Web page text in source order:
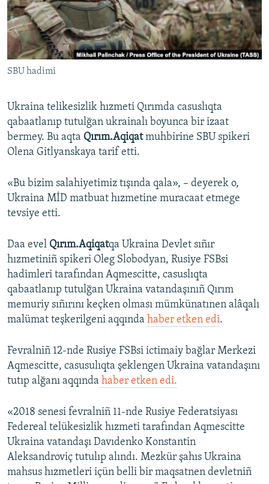
Русский
Українською
QOŞULIÑIZ!
RFE/RS bütün saytları
SBU hadimi
Ukraina telikesizlik hızmeti Qırımda casuslıqta
qabaatlanıp tutulğan ukrainalı boyunca bir izaat
bermey. Bu aqta Qırım.Aqiqatmuhbirine SBU spikeri
Olena Gitlyanskaya tarif etti.
«Bu bizim salahiyetimiz tışında qala», – deyerek o,
Ukraina MİD matbuat hızmetine muracaat etmege
tevsiye etti.
Daa evel Qırım.Aqiqatqa Ukraina Devlet sıñır
hızmetiniñ spikeri Oleg Slobodyan, Rusiye FSBsi
hadimleri tarafından Aqmescitte, casuslıqta
qabaatlanıp tutulğan Ukraina vatandaşınıñ Qırım
memuriy sıñırını keçken olması mümkünatınen alâqalı
malümat teşkerilgeni aqqında haber etken edi.
Fevralniñ 12-nde Rusiye FSBsi ictimaiy bağlar Merkezi
Aqmescitte, casusulıqta şeklengen Ukraina vatandaşını
tutıp alğanı aqqında haber etken edi.
«2018 senesi fevralniñ 11-nde Rusiye Federatsiyası
Federeal telükesizlik hızmeti tarafından Aqmescitte
Ukraina vatandaşı Davıdenko Konstantin
Aleksandroviç tutulıp alındı. Mezkür şahıs Ukraina
mahsus hızmetleri içün belli bir maqsatnen devletniñ